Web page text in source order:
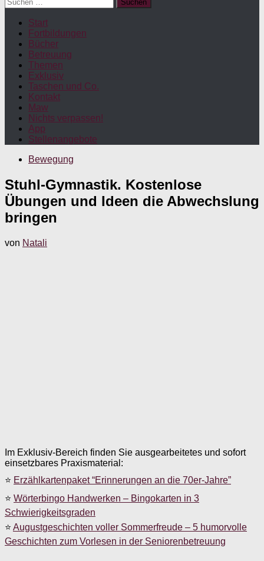
nach:
Start
Fortbildungen
Bücher
Betreuung
Themen
Exklusiv
Taschen und Co.
Kontakt
Maw
Nichts verpassen!
App
Stellenangebote
Bewegung
Stuhl-Gymnastik. Kostenlose
Übungen und Ideen die Abwechslung
bringen
von Natali
Im Exklusiv-Bereich finden Sie ausgearbeitetes und sofort
einsetzbares Praxismaterial:
⭐ Erzählkartenpaket “Erinnerungen an die 70er-Jahre”
⭐ Wörterbingo Handwerken – Bingokarten in 3
Schwierigkeitsgraden
⭐ Augustgeschichten voller Sommerfreude – 5 humorvolle
Geschichten zum Vorlesen in der Seniorenbetreuung